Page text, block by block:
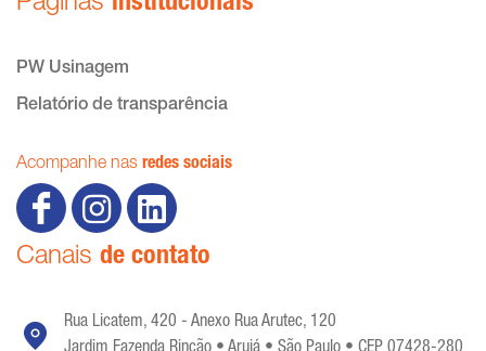
PW Usinagem
Relatório de transparência
Acompanhe nas redes sociais
Canais de contato
Rua Licatem, 420 - Anexo Rua Arutec, 120